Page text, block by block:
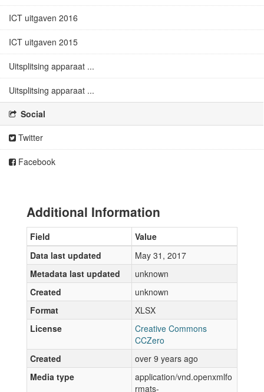
ICT uitgaven 2016
ICT uitgaven 2015
Uitsplitsing apparaat ...
Uitsplitsing apparaat ...
Social
Twitter
Facebook
Additional Information
Field
Value
Data last updated
May 31, 2017
Metadata last updated
unknown
Created
unknown
Format
XLSX
License
Creative Commons
CCZero
Created
over 9 years ago
Media type
application/vnd.openxmlfo
rmats-